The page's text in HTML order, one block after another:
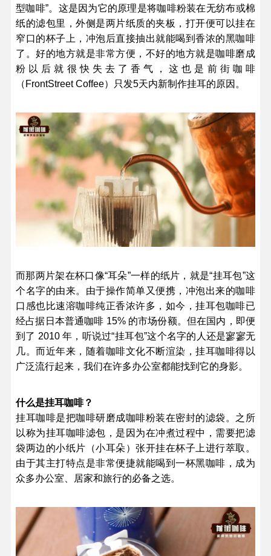
型咖啡”。这是因为它的原理是将咖啡粉装在无纺布或棉
纸的滤包里，外侧是两片纸质的夹板，打开便可以挂在
窄口的杯子上，冲泡后直接抽出就能喝到香浓的黑咖啡
了。好的地方就是非常方便，不好的地方就是咖啡磨成
粉以后就很快失去了香气，这也是前街咖啡
（FrontStreet Coffee）只发5天内新制作挂耳的原因。
而那两片架在杯口像“耳朵”一样的纸片，就是“挂耳包”这
个名字的由来。由于操作简单又便携，冲泡出来的咖啡
口感也比速溶咖啡纯正香浓许多，如今，挂耳包咖啡已
经占据日本普通咖啡 15% 的市场份额。但在国内，即便
到了 2010 年，听说过“挂耳包”这个名字的人还是寥寥无
几。而近年来，随着咖啡文化不断渲染，挂耳咖啡得以
广泛流行起来，我们在许多办公室都能找到它的身影。
什么是挂耳咖啡？
挂耳咖啡是把咖啡研磨成咖啡粉装在密封的滤袋。之所
以称为挂耳咖啡滤包，是因为在冲煮过程中，需要把滤
袋两边的小纸片（小耳朵）张开挂在杯子上进行萃取。
由于其主打特点是非常便捷就能喝到一杯黑咖啡，成为
众多办公室、居家和旅行的必备之选。